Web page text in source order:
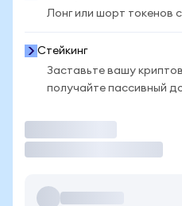
Лонг или шорт токенов
Стейкинг
Заставьте вашу
получайте пассивный